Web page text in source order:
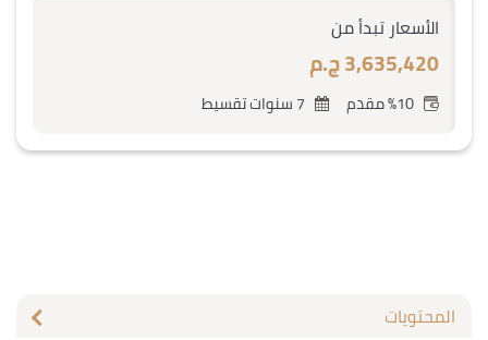
الأسعار تبدأ من
3,635,420 ج.م
%10 مقدم
المحتويات